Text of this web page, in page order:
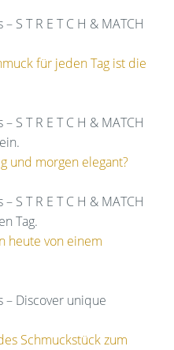
S T R E T C H & MATCH
für jeden Tag ist die
S T R E T C H & MATCH
und morgen elegant?
S T R E T C H & MATCH
Tag.
heute von einem
– Discover unique
Schmuckstück zum